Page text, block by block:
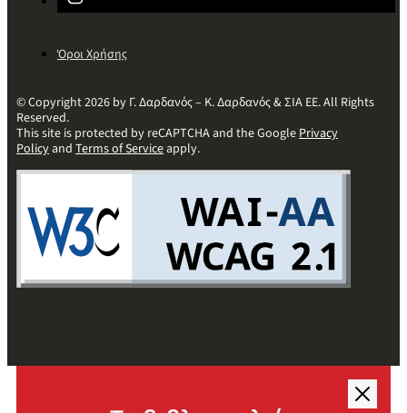
Όροι Χρήσης
© Copyright 2026 by Γ. Δαρδανός – Κ. Δαρδανός & ΣΙΑ ΕΕ. All Rights
Reserved.
This site is protected by reCAPTCHA and the GooglePrivacy
Policyand Terms of Serviceapply.